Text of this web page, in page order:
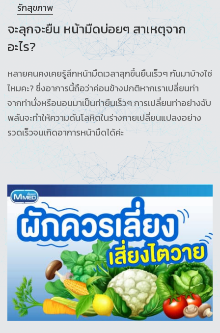
รักสุขภาพ
จะลุกจะยืน หน้ามืดบ่อยๆ สาเหตุจาก
อะไร?
หลายคนคงเคยรู้สึกหน้ามืดเวลาลุกขึ้นยืนเร็วๆ กันมาบ้างใช่
ไหมคะ? ซึ่งอาการนี้ถือว่าค่อนข้างปกติหากเราเปลี่ยนท่า
จากท่านั่งหรือนอนมาเป็นท่ายืนเร็วๆ การเปลี่ยนท่าอย่างฉับ
พลันจะทำให้ความดันโลหิตในร่างกายเปลี่ยนแปลงอย่าง
รวดเร็วจนเกิดอาการหน้ามืดได้ค่ะ